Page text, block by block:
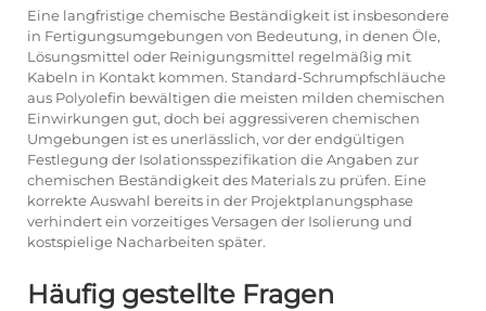
Eine langfristige chemische Beständigkeit ist insbesondere
in Fertigungsumgebungen von Bedeutung, in denen Öle,
Lösungsmittel oder Reinigungsmittel regelmäßig mit
Kabeln in Kontakt kommen. Standard-Schrumpfschläuche
aus Polyolefin bewältigen die meisten milden chemischen
Einwirkungen gut, doch bei aggressiveren chemischen
Umgebungen ist es unerlässlich, vor der endgültigen
Festlegung der Isolationsspezifikation die Angaben zur
chemischen Beständigkeit des Materials zu prüfen. Eine
korrekte Auswahl bereits in der Projektplanungsphase
verhindert ein vorzeitiges Versagen der Isolierung und
kostspielige Nacharbeiten später.
Häufig gestellte Fragen